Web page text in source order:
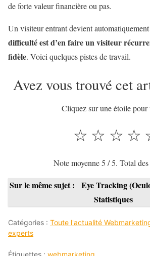
de forte valeur financière ou pas.
Un visiteur entrant devient
difficulté est d’en faire un visiteur
fidèle. Voici quelques pistes de travail.
Avez vous trouvé cet
Cliquez sur une étoile pour
☆
☆
☆
☆
Note moyenne5 / 5. Total
Sur le même sujet :
Eye Tracking
Statistiques
Catégories : Toute l'actualité
experts
Étiquettes : webmarketing